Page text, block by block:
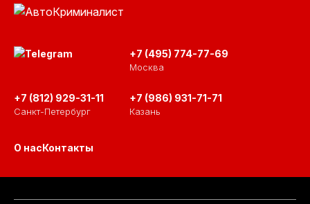
О насКонтакты
+7 (495) 774-77-69
Москва
+7 (812) 929-31-11
Санкт-Петербург
+7 (986) 931-71-71
Казань